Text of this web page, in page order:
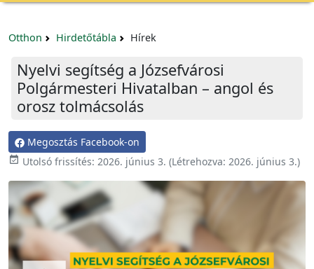
Otthon Hirdetőtábla Hírek
Nyelvi segítség a Józsefvárosi
Polgármesteri Hivatalban – angol és
orosz tolmácsolás
Megosztás Facebook-on
 Utolsó frissítés: 2026. június 3. (Létrehozva: 2026. június 3.)